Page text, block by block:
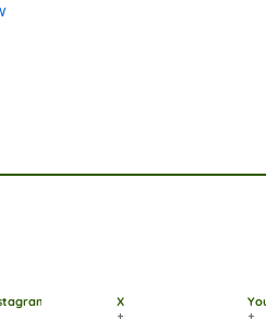
X
+
+